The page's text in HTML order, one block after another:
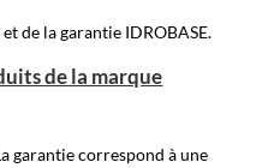
de la garantie IDROBASE.
de la marque
garantie correspond à une